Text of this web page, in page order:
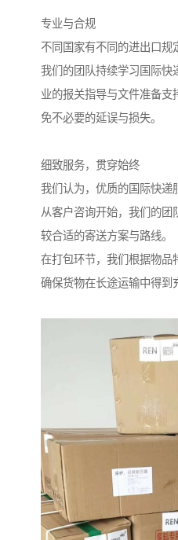
专业与合规
不同国家有不同的进出口规
我们的团队持续学习国际快
业的报关指导与文件准备支
免不必要的延误与损失。
细致服务，贯穿始终
我们认为，优质的国际快递
从客户咨询开始，我们的团
较合适的寄送方案与路线。
在打包环节，我们根据物品
确保货物在长途运输中得到